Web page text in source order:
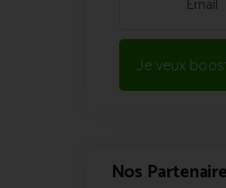
Je veux
Nos